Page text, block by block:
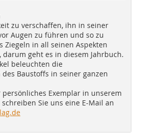
zu verschaffen, ihn in seiner
Augen zu führen und so zu
Ziegeln in all seinen Aspekten
geht es in diesem Jahrbuch.
beleuchten die
Baustoffs in seiner ganzen
Exemplar in unserem
Sie uns eine E-Mail an